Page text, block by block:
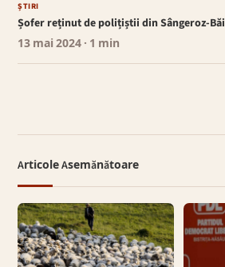
ȘTIRI
Șofer reținut de polițiștii din Sângeroz-Băi
13 mai 2024 · 1 min
Articole Asemănătoare